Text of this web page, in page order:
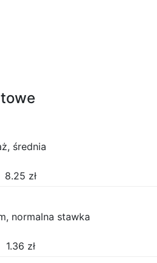
średnia
8.25 zł
normalna stawka
1.36 zł